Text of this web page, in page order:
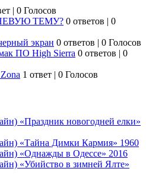
| 0 Голосов
ТЕМУ? 0 ответов | 0
экран 0 ответов | 0 Голосов
мак ПО High Sierra 0 ответов | 0
1 ответ | 0 Голосов
«Праздник новогодней елки»
«Тайна Димки Кармия» 1960
«Однажды в Одессе» 2016
«Убийство в зимней Ялте»